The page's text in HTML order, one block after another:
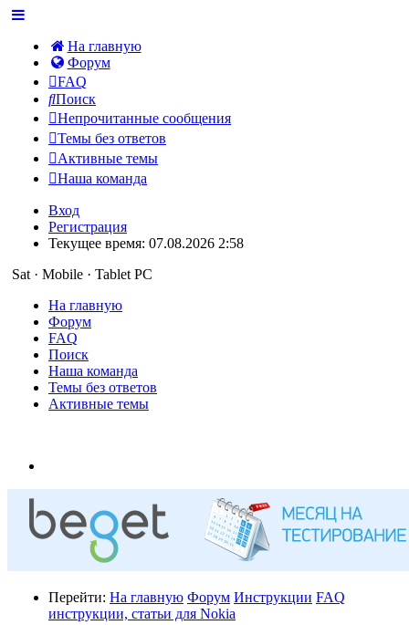
На главную
Форум
FAQ
Поиск
Непрочитанные сообщения
Темы без ответов
Активные темы
Наша команда
Вход
Регистрация
Текущее время: 07.08.2026 2:58
Sat · Mobile · Tablet PC
На главную
Форум
FAQ
Поиск
Наша команда
Темы без ответов
Активные темы
Перейти: На главную Форум Инструкции FAQ
инструкции, статьи для Nokia